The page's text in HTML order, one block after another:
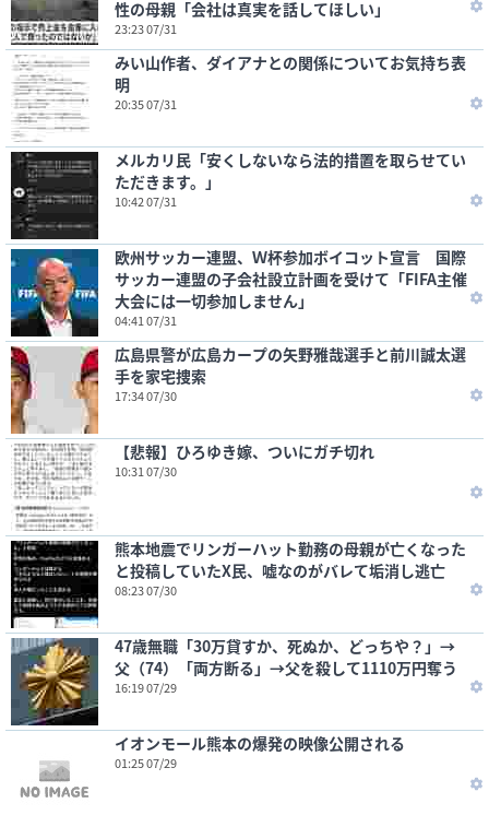
性の母親「会社は真実を話してほしい」
23:23 07/31
みい山作者、ダイアナとの関係についてお気持ち表
明
20:35 07/31
メルカリ民「安くしないなら法的措置を取らせてい
ただきます。」
10:42 07/31
欧州サッカー連盟、Ｗ杯参加ボイコット宣言 国際
サッカー連盟の子会社設立計画を受けて「FIFA主催
大会には一切参加しません」
04:41 07/31
広島県警が広島カープの矢野雅哉選手と前川誠太選
手を家宅捜索
17:34 07/30
【悲報】ひろゆき嫁、ついにガチ切れ
10:31 07/30
熊本地震でリンガーハット勤務の母親が亡くなった
と投稿していたX民、嘘なのがバレて垢消し逃亡
08:23 07/30
47歳無職「30万貸すか、死ぬか、どっちや？」→
父（74）「両方断る」→父を殺して1110万円奪う
16:19 07/29
イオンモール熊本の爆発の映像公開される
01:25 07/29